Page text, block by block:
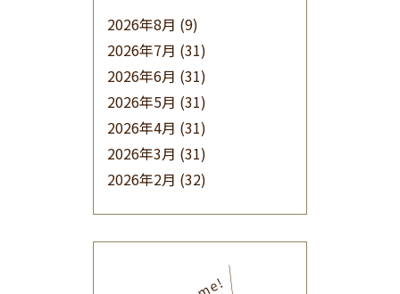
2026年8月 (9)
2026年7月 (31)
2026年6月 (31)
2026年5月 (31)
2026年4月 (31)
2026年3月 (31)
2026年2月 (32)
(32)